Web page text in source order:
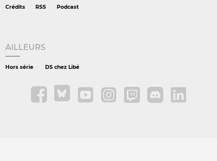
Crédits
RSS Podcast
AILLEURS
Hors série DS chez Libé